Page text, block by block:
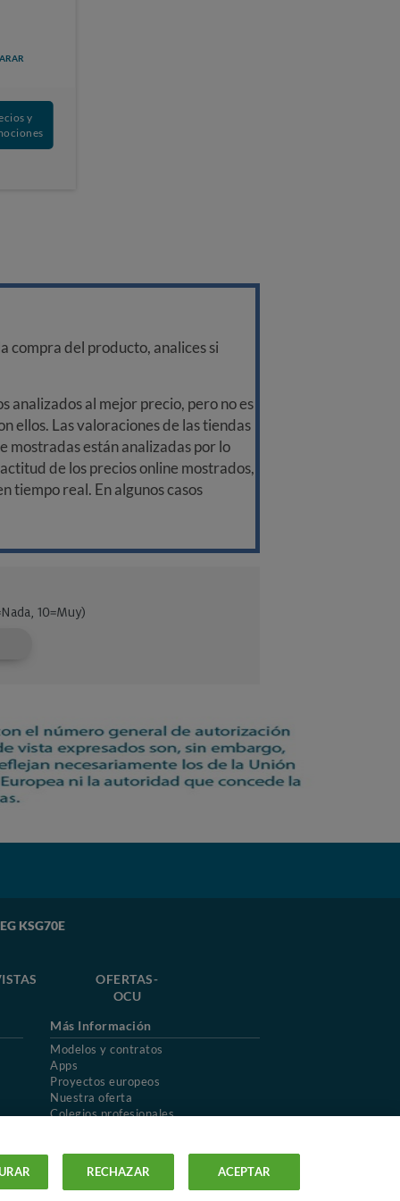
y
compra del producto, analices si
analizados al mejor precio, pero no es
ellos. Las valoraciones de las tiendas
mostradas están analizadas por lo
de los precios online mostrados,
tiempo real. En algunos casos
KSG70E
OFERTAS-
OCU
Más Información
Modelos y contratos
Apps
Proyectos europeos
Nuestra oferta
Colegios profesionales
RECHAZAR ACEPTAR